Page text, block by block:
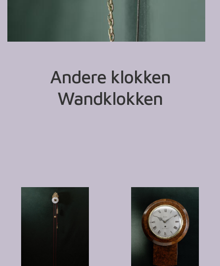
Andere klokken
Wandklokken